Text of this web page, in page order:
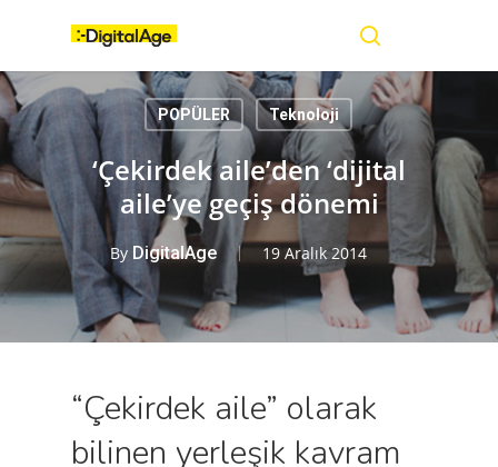
content
POPÜLER Teknoloji
‘Çekirdek aile’den ‘dijital
aile’ye geçiş dönemi
By DigitalAge 19 Aralık 2014
“Çekirdek aile” olarak
bilinen yerleşik kavram